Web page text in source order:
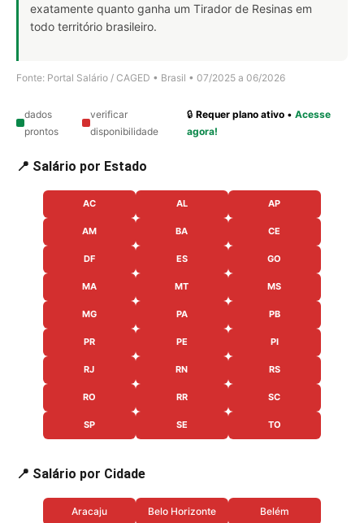
exatamente quanto ganha um Tirador de Resinas em
todo território brasileiro.
Fonte: Portal Salário / CAGED • Brasil • 07/2025 a 06/2026
dados
prontos
verificar
disponibilidade
🔒Requer plano ativo •Acesse
agora!
📍 Salário por Estado
AC AL AP
AM BA CE
DF ES GO
MA MT MS
MG PA PB
PR PE PI
RJ RN RS
RO RR SC
SP SE TO
📍 Salário por Cidade
Aracaju Belo Horizonte Belém